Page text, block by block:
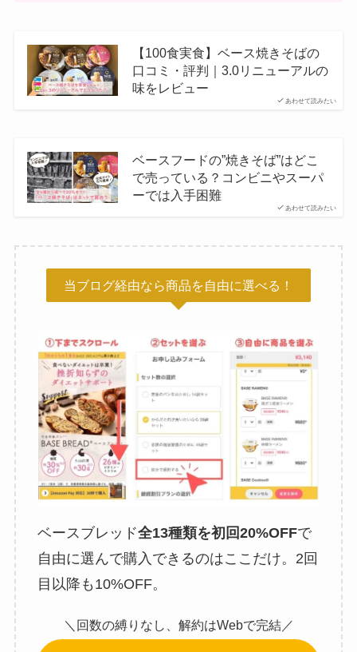
あわせて読みたい
【100食実食】ベース焼きそばの
口コミ・評判｜3.0リニューアルの
味をレビュー
あわせて読みたい
ベースフードの”焼きそば”はどこ
で売っている？コンビニやスーパ
ーでは入手困難
当ブログ経由なら商品を自由に選べる！
ベースブレッド全13種類を初回20%OFFで
自由に選んで購入できるのはここだけ。2回
目以降も10%OFF。
＼回数の縛りなし、解約はWebで完結／